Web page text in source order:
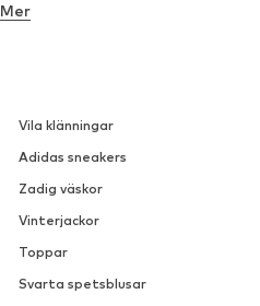
Vila klänningar
Adidas sneakers
Zadig väskor
Vinterjackor
Toppar
Svarta spetsblusar
Mer